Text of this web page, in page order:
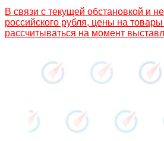
В связи с текущей обстановкой и
российского рубля, цены на товары
рассчитываться на момент